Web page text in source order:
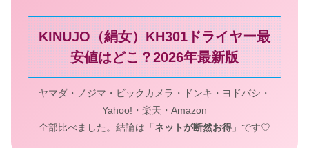
KINUJO（絹女）KH301ドライヤー最
安値はどこ？2026年最新版
ヤマダ・ノジマ・ビックカメラ・ドンキ・ヨドバシ・
Yahoo!・楽天・Amazon
全部比べました。結論は「 ネットが断然お得 」です♡